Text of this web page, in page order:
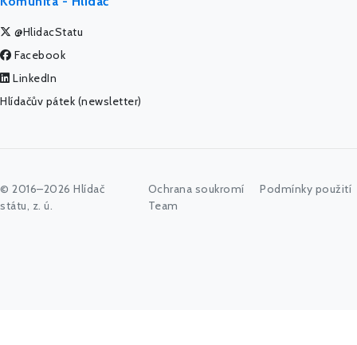
@HlidacStatu
Facebook
LinkedIn
Hlídačův pátek (newsletter)
© 2016–2026 Hlídač
státu, z. ú.
Ochrana soukromí
Podmínky použití
Team